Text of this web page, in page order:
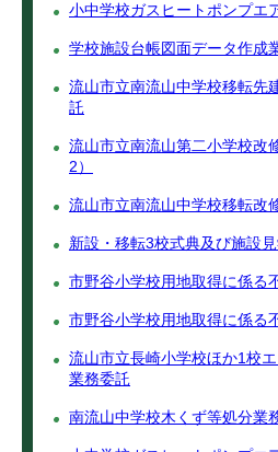
小中学校ガスヒートポンプエ
学校施設台帳図面データ作成
流山市立南流山中学校移転先
託
流山市立南流山第二小学校改
2）
流山市立南流山中学校移転改
新設・移転3校式典及び施設
市野谷小学校用地取得に係る
市野谷小学校用地取得に係る
流山市立長崎小学校ほか1校
業務委託
南流山中学校木くず等処分業